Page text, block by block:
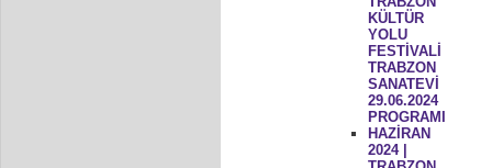
KÜLTÜR
YOLU
FESTİVALİ
TRABZON
SANATEVİ
29.06.2024
PROGRAMI
HAZİRAN
2024 |